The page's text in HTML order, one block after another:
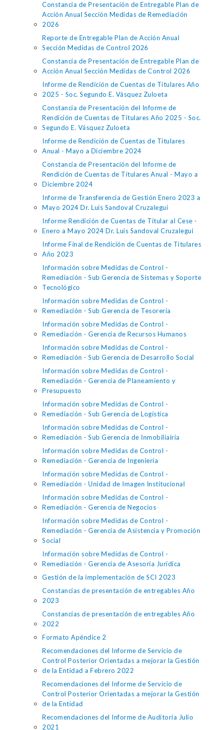
Constancia de Presentación de Entregable Plan de
Acción Anual Sección Medidas de Remediación
2026
Reporte de Entregable Plan de Acción Anual
Sección Medidas de Control 2026
Constancia de Presentación de Entregable Plan de
Acción Anual Sección Medidas de Control 2026
Informe de Rendición de Cuentas de Titulares Año
2025 - Soc. Segundo E. Vásquez Zuloeta
Constancia de Presentación del Informe de
Rendición de Cuentas de Titulares Año 2025 - Soc.
Segundo E. Vásquez Zuloeta
Informe de Rendición de Cuentas de Titulares
Anual - Mayo a Diciembre 2024
Constancia de Presentación del Informe de
Rendición de Cuentas de Titulares Anual - Mayo a
Diciembre 2024
Informe de Transferencia de Gestión Enero 2023 a
Mayo 2024 Dr. Luis Sandoval Cruzalegui
Informe Rendición de Cuentas de Titular al Cese -
Enero a Mayo 2024 Dr. Luis Sandoval Cruzalegui
Informe Final de Rendición de Cuentas de Titulares
Año 2023
Información sobre Medidas de Control -
Remediación - Sub Gerencia de Sistemas y Soporte
Tecnológico
Información sobre Medidas de Control -
Remediación - Sub Gerencia de Tesorería
Información sobre Medidas de Control -
Remediación - Gerencia de Recursos Humanos
Información sobre Medidas de Control -
Remediación - Sub Gerencia de Desarrollo Social
Información sobre Medidas de Control -
Remediación - Gerencia de Planeamiento y
Presupuesto
Información sobre Medidas de Control -
Remediación - Sub Gerencia de Logística
Información sobre Medidas de Control -
Remediación - Sub Gerencia de Inmobiliairia
Información sobre Medidas de Control -
Remediación - Gerencia de Ingeniería
Información sobre Medidas de Control -
Remediación - Unidad de Imagen Institucional
Información sobre Medidas de Control -
Remediación - Gerencia de Negocios
Información sobre Medidas de Control -
Remediación - Gerencia de Asistencia y Promoción
Social
Información sobre Medidas de Control -
Remediación - Gerencia de Asesoría Jurídica
Gestión de la implementación de SCI 2023
Constancias de presentación de entregables Año
2023
Constancias de presentación de entregables Año
2022
Formato Apéndice 2
Recomendaciones del Informe de Servicio de
Control Posterior Orientadas a mejorar la Gestión
de la Entidad a Febrero 2022
Recomendaciones del Informe de Servicio de
Control Posterior Orientadas a mejorar la Gestión
de la Entidad
Recomendaciones del Informe de Auditoría Julio
2021